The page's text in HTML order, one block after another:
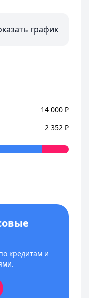
график
14 000 ₽
2 352 ₽
кредитам и